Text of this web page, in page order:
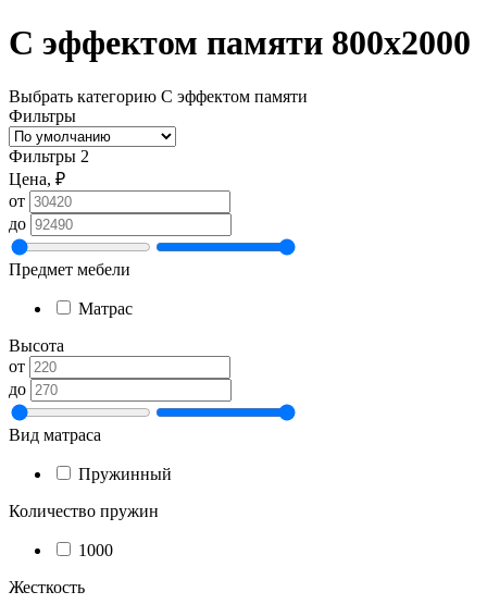
С эффектом памяти 800х2000
Выбрать категорию С эффектом памяти
Фильтры
Фильтры 2
Цена, ₽
от
до
Предмет мебели
Матрас
Высота
от
до
Вид матраса
Пружинный
Количество пружин
1000
Жесткость